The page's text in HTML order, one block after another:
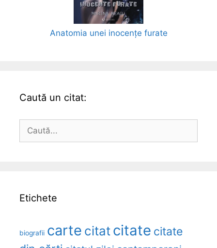
Anatomia unei inocențe furate
Caută un citat:
Caută
Etichete
biografii carte citatcitate citate